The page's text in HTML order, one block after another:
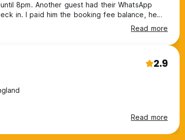
8pm. Another guest had their WhatsApp
in. I paid him the booking fee balance, he
and show me the bed. Bed wasn't made and
them again to re-assign another bed. Front
Read more
2.9
Read more